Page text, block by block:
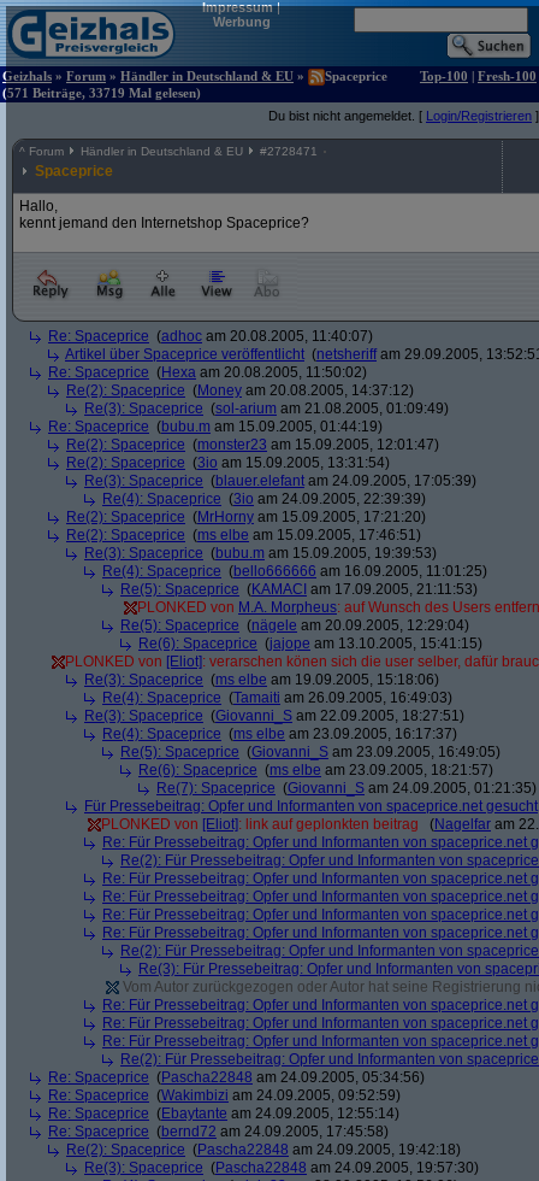
Impressum|
Werbung
Geizhals » Forum » Händler in Deutschland & EU »
Spaceprice
(571 Beiträge, 33719 Mal gelesen)
Top-100 | Fresh-100
Du bist nicht angemeldet. [ Login/Registrieren ]
^ Forum Händler in Deutschland & EU #2728471
Spaceprice
Hallo,
kennt jemand den Internetshop Spaceprice?
Re: Spaceprice (adhoc am 20.08.2005, 11:40:07)
Artikel über Spaceprice veröffentlicht (netsheriffam 29.09.2005,
Re: Spaceprice (Hexa am 20.08.2005, 11:50:02)
Re(2): Spaceprice (Money am 20.08.2005, 14:37:12)
Re(3): Spaceprice (sol-arium am 21.08.2005, 01:09:49)
Re: Spaceprice (bubu.m am 15.09.2005, 01:44:19)
Re(2): Spaceprice (monster23 am 15.09.2005, 12:01:47)
Re(2): Spaceprice (3io am 15.09.2005, 13:31:54)
Re(3): Spaceprice (blauer.elefant am 24.09.2005, 17:05:39)
Re(4): Spaceprice (3io am 24.09.2005, 22:39:39)
Re(2): Spaceprice (MrHorny am 15.09.2005, 17:21:20)
Re(2): Spaceprice (ms elbe am 15.09.2005, 17:46:51)
Re(3): Spaceprice (bubu.m am 15.09.2005, 19:39:53)
Re(4): Spaceprice (bello666666 am 16.09.2005, 11:01:25)
Re(5): Spaceprice (KAMACI am 17.09.2005, 21:11:53)
PLONKED von M.A. Morpheus: auf Wunsch des Users
Re(5): Spaceprice (nägele am 20.09.2005, 12:29:04)
Re(6): Spaceprice (jajope am 13.10.2005, 15:41:15)
PLONKED von [Eliot]: verarschen könen sich die user selber, dafür
Re(3): Spaceprice (ms elbe am 19.09.2005, 15:18:06)
Re(4): Spaceprice (Tamaiti am 26.09.2005, 16:49:03)
Re(3): Spaceprice (Giovanni_S am 22.09.2005, 18:27:51)
Re(4): Spaceprice (ms elbe am 23.09.2005, 16:17:37)
Re(5): Spaceprice (Giovanni_S am 23.09.2005, 16:49:05)
Re(6): Spaceprice (ms elbe am 23.09.2005, 18:21:57)
Re(7): Spaceprice (Giovanni_S am 24.09.2005, 01:21:35)
Für Pressebeitrag: Opfer und Informanten von spaceprice.net gesucht
PLONKED von [Eliot]: link auf geplonkten beitrag (Nagelfar am
Re: Für Pressebeitrag: Opfer und Informanten von spaceprice.net
Re(2): Für Pressebeitrag: Opfer und Informanten von
Re: Für Pressebeitrag: Opfer und Informanten von spaceprice.net
Re: Für Pressebeitrag: Opfer und Informanten von spaceprice.net
Re: Für Pressebeitrag: Opfer und Informanten von spaceprice.net
Re: Für Pressebeitrag: Opfer und Informanten von spaceprice.net
Re(2): Für Pressebeitrag: Opfer und Informanten von
Re(3): Für Pressebeitrag: Opfer und Informanten von
Vom Autor zurückgezogen oder Autor hat seine Registrierung
Re: Für Pressebeitrag: Opfer und Informanten von spaceprice.net
Re: Für Pressebeitrag: Opfer und Informanten von spaceprice.net
Re: Für Pressebeitrag: Opfer und Informanten von spaceprice.net
Re(2): Für Pressebeitrag: Opfer und Informanten von
Re: Spaceprice (Pascha22848 am 24.09.2005, 05:34:56)
Re: Spaceprice (Wakimbizi am 24.09.2005, 09:52:59)
Re: Spaceprice (Ebaytante am 24.09.2005, 12:55:14)
Re: Spaceprice (bernd72 am 24.09.2005, 17:45:58)
Re(2): Spaceprice (Pascha22848 am 24.09.2005, 19:42:18)
Re(3): Spaceprice (Pascha22848 am 24.09.2005, 19:57:30)